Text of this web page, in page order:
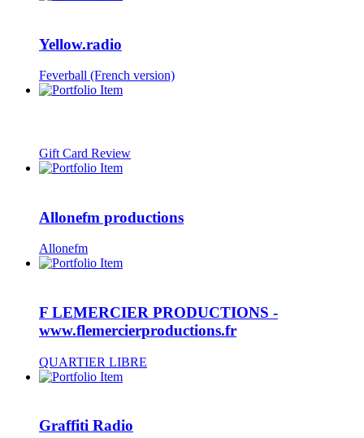
Yellow.radio
Feverball (French version)
Gift Card Review
Allonefm productions
Allonefm
F LEMERCIER PRODUCTIONS -
www.flemercierproductions.fr
QUARTIER LIBRE
Graffiti Radio